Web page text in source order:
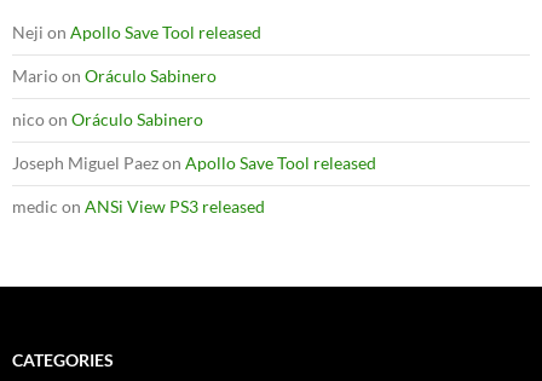
Neji on Apollo Save Tool released
Marioon Oráculo Sabinero
nicoon Oráculo Sabinero
Joseph Miguel Paezon Apollo Save Tool released
medic on ANSi View PS3 released
CATEGORIES